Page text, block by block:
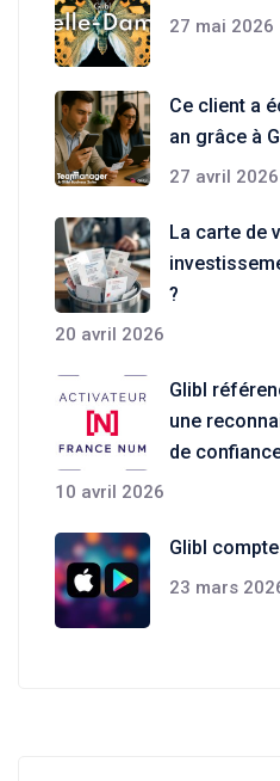
27 mai 2026
Ce client a
an grâce à
27 avril 2026
La carte de
?
20 avril 2026
Glibl
une
de
10 avril 2026
Glibl
23 mars